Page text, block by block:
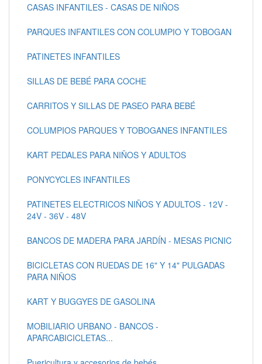
CASAS INFANTILES - CASAS DE NIÑOS
PARQUES INFANTILES CON COLUMPIO Y TOBOGAN
PATINETES INFANTILES
SILLAS DE BEBÉ PARA COCHE
CARRITOS Y SILLAS DE PASEO PARA BEBÉ
COLUMPIOS PARQUES Y TOBOGANES INFANTILES
KART PEDALES PARA NIÑOS Y ADULTOS
PONYCYCLES INFANTILES
PATINETES ELECTRICOS NIÑOS Y ADULTOS - 12V -
24V - 36V - 48V
BANCOS DE MADERA PARA JARDÍN - MESAS PICNIC
BICICLETAS CON RUEDAS DE 16" Y 14" PULGADAS
PARA NIÑOS
KART Y BUGGYES DE GASOLINA
MOBILIARIO URBANO - BANCOS -
APARCABICICLETAS...